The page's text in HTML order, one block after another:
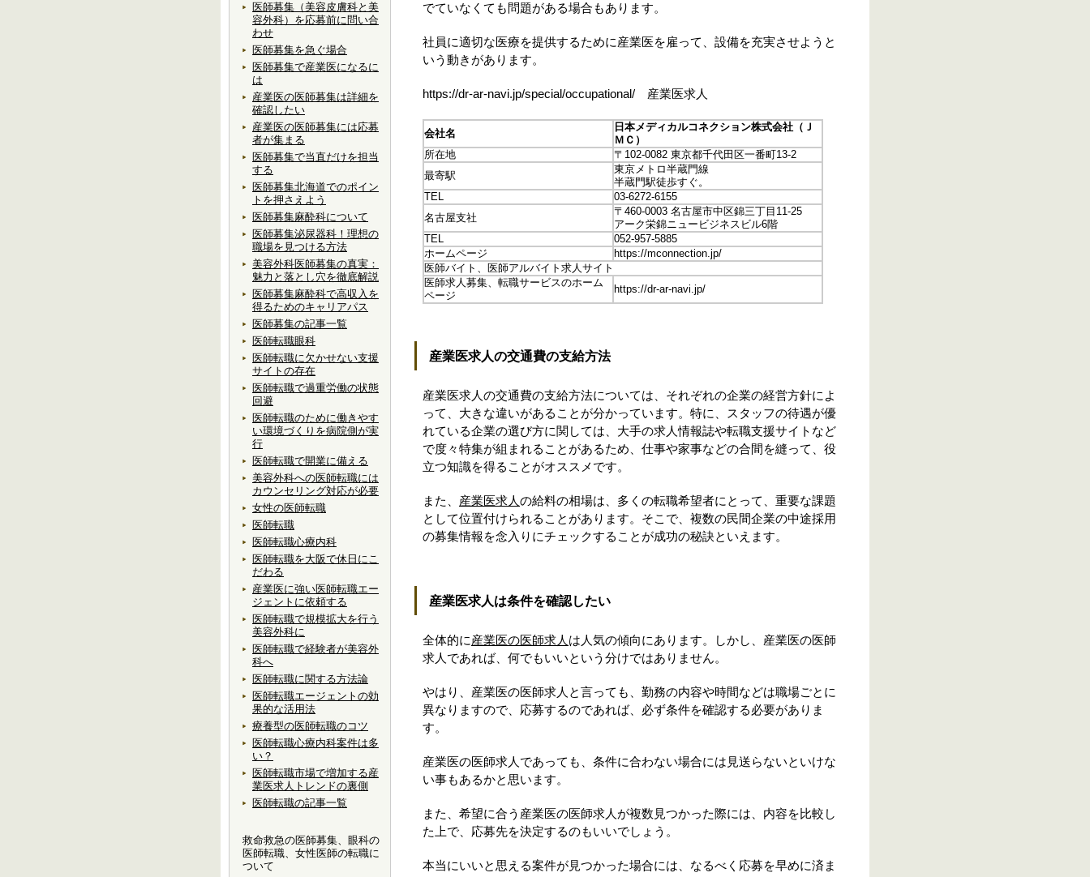
医師募集（美容皮膚科と美
容外科）を応募前に問い合
わせ
医師募集を急ぐ場合
医師募集で産業医になるに
は
産業医の医師募集は詳細を
確認したい
産業医の医師募集には応募
者が集まる
医師募集で当直だけを担当
する
医師募集北海道でのポイン
トを押さえよう
医師募集麻酔科について
医師募集泌尿器科！理想の
職場を見つける方法
美容外科医師募集の真実：
魅力と落とし穴を徹底解説
医師募集麻酔科で高収入を
得るためのキャリアパス
医師募集の記事一覧
医師転職眼科
医師転職に欠かせない支援
サイトの存在
医師転職で過重労働の状態
回避
医師転職のために働きやす
い環境づくりを病院側が実
行
医師転職で開業に備える
美容外科への医師転職には
カウンセリング対応が必要
女性の医師転職
医師転職
医師転職心療内科
医師転職を大阪で休日にこ
だわる
産業医に強い医師転職エー
ジェントに依頼する
医師転職で規模拡大を行う
美容外科に
医師転職で経験者が美容外
科へ
医師転職に関する方法論
医師転職エージェントの効
果的な活用法
療養型の医師転職のコツ
医師転職心療内科案件は多
い？
医師転職市場で増加する産
業医求人トレンドの裏側
医師転職の記事一覧
救命救急の医師募集、眼科の
医師転職、女性医師の転職に
ついて
でていなくても問題がある場合もあります。
社員に適切な医療を提供するために産業医を雇って、設備を充実させようと
いう動きがあります。
https://dr-ar-navi.jp/special/occupational/ 産業医求人
会社名
日本メディカルコネクション株式会社（Ｊ
ＭＣ）
所在地
〒102-0082 東京都千代田区一番町13-2
最寄駅
東京メトロ半蔵門線
半蔵門駅徒歩すぐ。
TEL
03-6272-6155
名古屋支社
〒460-0003 名古屋市中区錦三丁目11-25
アーク栄錦ニュービジネスビル6階
TEL
052-957-5885
ホームページ
https://mconnection.jp/
医師バイト、医師アルバイト求人サイト
医師求人募集、転職サービスのホーム
ページ
https://dr-ar-navi.jp/
産業医求人の交通費の支給方法
産業医求人の交通費の支給方法については、それぞれの企業の経営方針によ
って、大きな違いがあることが分かっています。特に、スタッフの待遇が優
れている企業の選び方に関しては、大手の求人情報誌や転職支援サイトなど
で度々特集が組まれることがあるため、仕事や家事などの合間を縫って、役
立つ知識を得ることがオススメです。
また、 産業医求人の給料の相場は、多くの転職希望者にとって、重要な課題
として位置付けられることがあります。そこで、複数の民間企業の中途採用
の募集情報を念入りにチェックすることが成功の秘訣といえます。
産業医求人は条件を確認したい
全体的に産業医の医師求人 は人気の傾向にあります。しかし、産業医の医師
求人であれば、何でもいいという分けではありません。
やはり、産業医の医師求人と言っても、勤務の内容や時間などは職場ごとに
異なりますので、応募するのであれば、必ず条件を確認する必要がありま
す。
産業医の医師求人であっても、条件に合わない場合には見送らないといけな
い事もあるかと思います。
また、希望に合う産業医の医師求人が複数見つかった際には、内容を比較し
た上で、応募先を決定するのもいいでしょう。
本当にいいと思える案件が見つかった場合には、なるべく応募を早めに済ま